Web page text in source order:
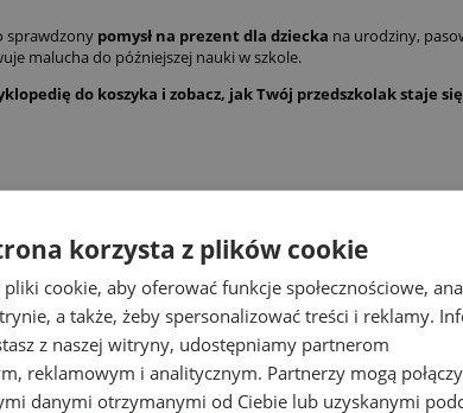
sprawdzony pomysł na prezent dla dziecka na urodziny,
malucha do późniejszej nauki w szkole.
do koszyka i zobacz, jak Twój przedszkolak staje
korzysta z plików cookie
cookie, aby oferować funkcje społecznościowe,
a także, żeby spersonalizować treści i reklamy.
z naszej witryny, udostępniamy partnerom
reklamowym i analitycznym. Partnerzy mogą
danymi otrzymanymi od Ciebie lub uzyskanymi